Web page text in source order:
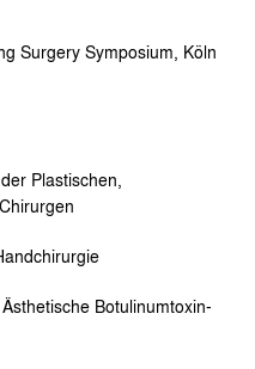
Surgery Symposium, Köln
Plastischen,
Botulinumtoxin-